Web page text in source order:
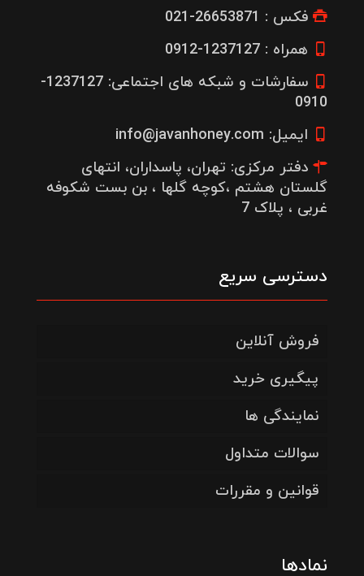
فکس : 26653871-021
همراه : 1237127-0912
سفارشات و شبکه های اجتماعی: 1237127-
0910
ایمیل: info@javanhoney.com
دفتر مرکزی: تهران، پاسداران، انتهای
گلستان هشتم ،کوچه گلها ، بن بست شکوفه
غربی ، پلاک 7
دسترسی سریع
فروش آنلاین
پیگیری خرید
نمایندگی ها
سوالات متداول
قوانین و مقررات
نمادها